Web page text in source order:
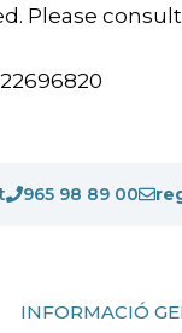
Please
965 98 89 00
INFORMACIÓ